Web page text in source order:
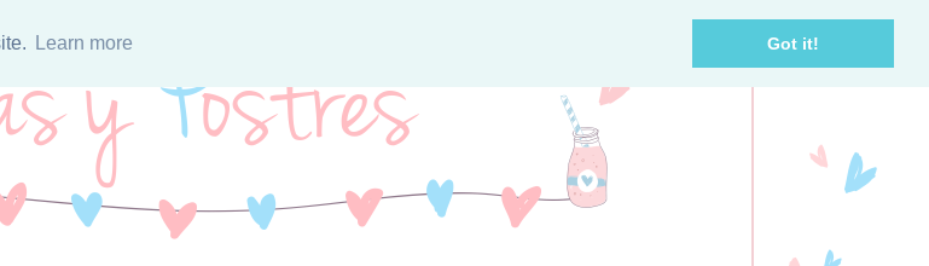
Learn more Got it!